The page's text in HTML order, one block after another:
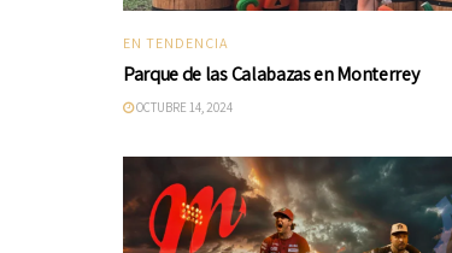
EN TENDENCIA
Parque de las Calabazas en Monterrey
OCTUBRE 14, 2024